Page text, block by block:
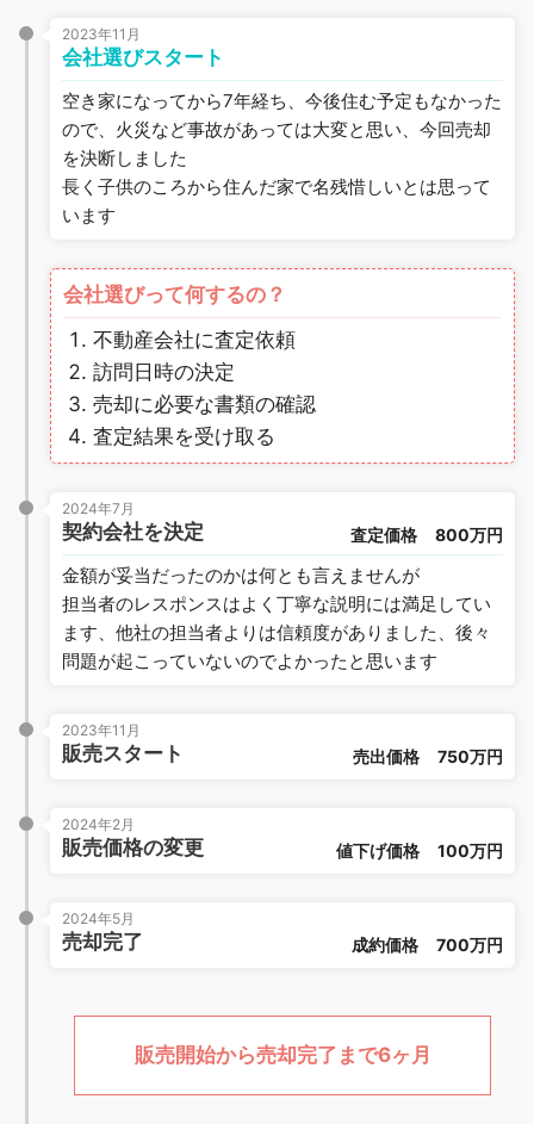
2023年11月
会社選びスタート
空き家になってから7年経ち、今後住む予定もなかった
ので、火災など事故があっては大変と思い、今回売却
を決断しました
長く子供のころから住んだ家で名残惜しいとは思って
います
会社選びって何するの？
不動産会社に査定依頼
訪問日時の決定
売却に必要な書類の確認
査定結果を受け取る
2024年7月
契約会社を決定 査定価格 800万円
金額が妥当だったのかは何とも言えませんが
担当者のレスポンスはよく丁寧な説明には満足してい
ます、他社の担当者よりは信頼度がありました、後々
問題が起こっていないのでよかったと思います
2023年11月
販売スタート 売出価格 750万円
2024年2月
販売価格の変更 値下げ価格 100万円
2024年5月
売却完了 成約価格 700万円
販売開始から売却完了まで6ヶ月